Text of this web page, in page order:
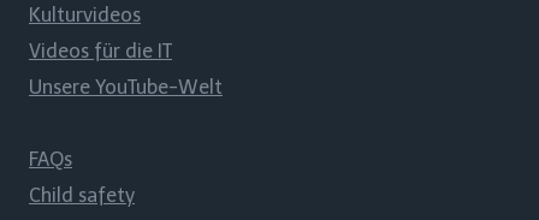
Kulturvideos
Videos für die IT
Unsere YouTube-Welt
FAQs
Child safety